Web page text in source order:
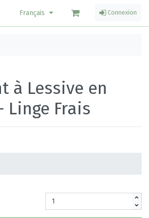
Français Connexion
à Lessive en
Linge Frais